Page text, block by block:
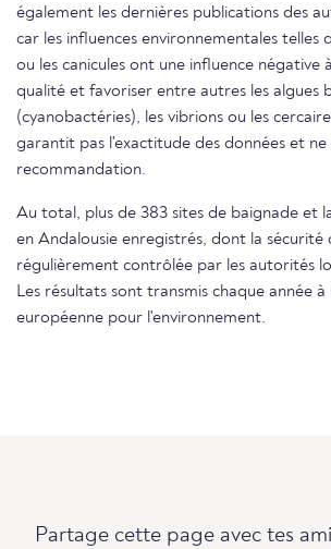
également les dernières publications des
car les influences environnementales telles
ou les canicules ont une influence négative
qualité et favoriser entre autres les algues
(cyanobactéries), les vibrions ou les
garantit pas l'exactitude des données et
recommandation.
Au total, plus de 383 sites de baignade et
en Andalousie enregistrés, dont la sécurité
régulièrement contrôlée par les autorités
Les résultats sont transmis chaque année à
européenne pour l'environnement.
Partage cette page avec tes